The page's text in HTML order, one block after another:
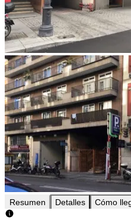
Resumen Detalles Cómo